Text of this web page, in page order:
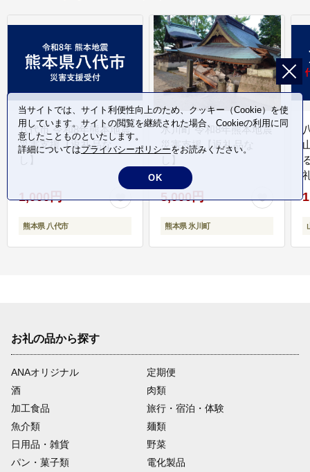
八代市 令和8年熊本地震
災害支援【返礼品な
し】
1,000円
熊本県 八代市
氷川町 令和8年熊本地震
災害支援【返礼品な
し】
5,000円
熊本県 氷川町
お礼の品から探す
ANAオリジナル
定期便
酒
肉類
加工食品
旅行・宿泊・体験
魚介類
麺類
日用品・雑貨
野菜
パン・菓子類
電化製品
当サイトでは、サイト利便性向上のため、クッキー（Cookie）を使
用しています。サイトの閲覧を継続された場合、Cookieの利用に同
意したことものといたします。
詳細についてはプライバシーポリシーをお読みください。
OK